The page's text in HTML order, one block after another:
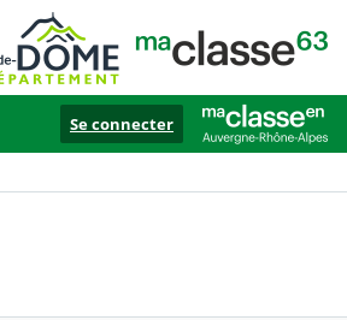
Se connecter